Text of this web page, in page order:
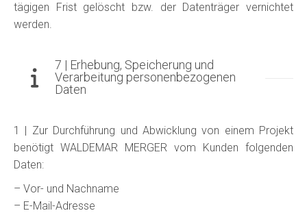
tägigen Frist gelöscht bzw. der Datenträger vernichtet
werden.
7 | Erhebung, Speicherung und
Verarbeitung personenbezogenen
Daten
1 | Zur Durchführung und Abwicklung von einem Projekt
benötigt WALDEMAR MERGER vom Kunden folgenden
Daten:
– Vor- und Nachname
– E-Mail-Adresse